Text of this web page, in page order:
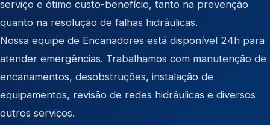
serviço e ótimo custo-benefício, tanto na prevenção
quanto na resolução de falhas hidráulicas.
Nossa equipe de Encanadores está disponível 24h para
atender emergências. Trabalhamos com manutenção de
encanamentos, desobstruções, instalação de
equipamentos, revisão de redes hidráulicas e diversos
outros serviços.